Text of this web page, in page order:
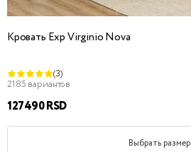
Кровать Exp Virginio Nova
(3)
2185 вариантов
127490 RSD
Выбрать размер